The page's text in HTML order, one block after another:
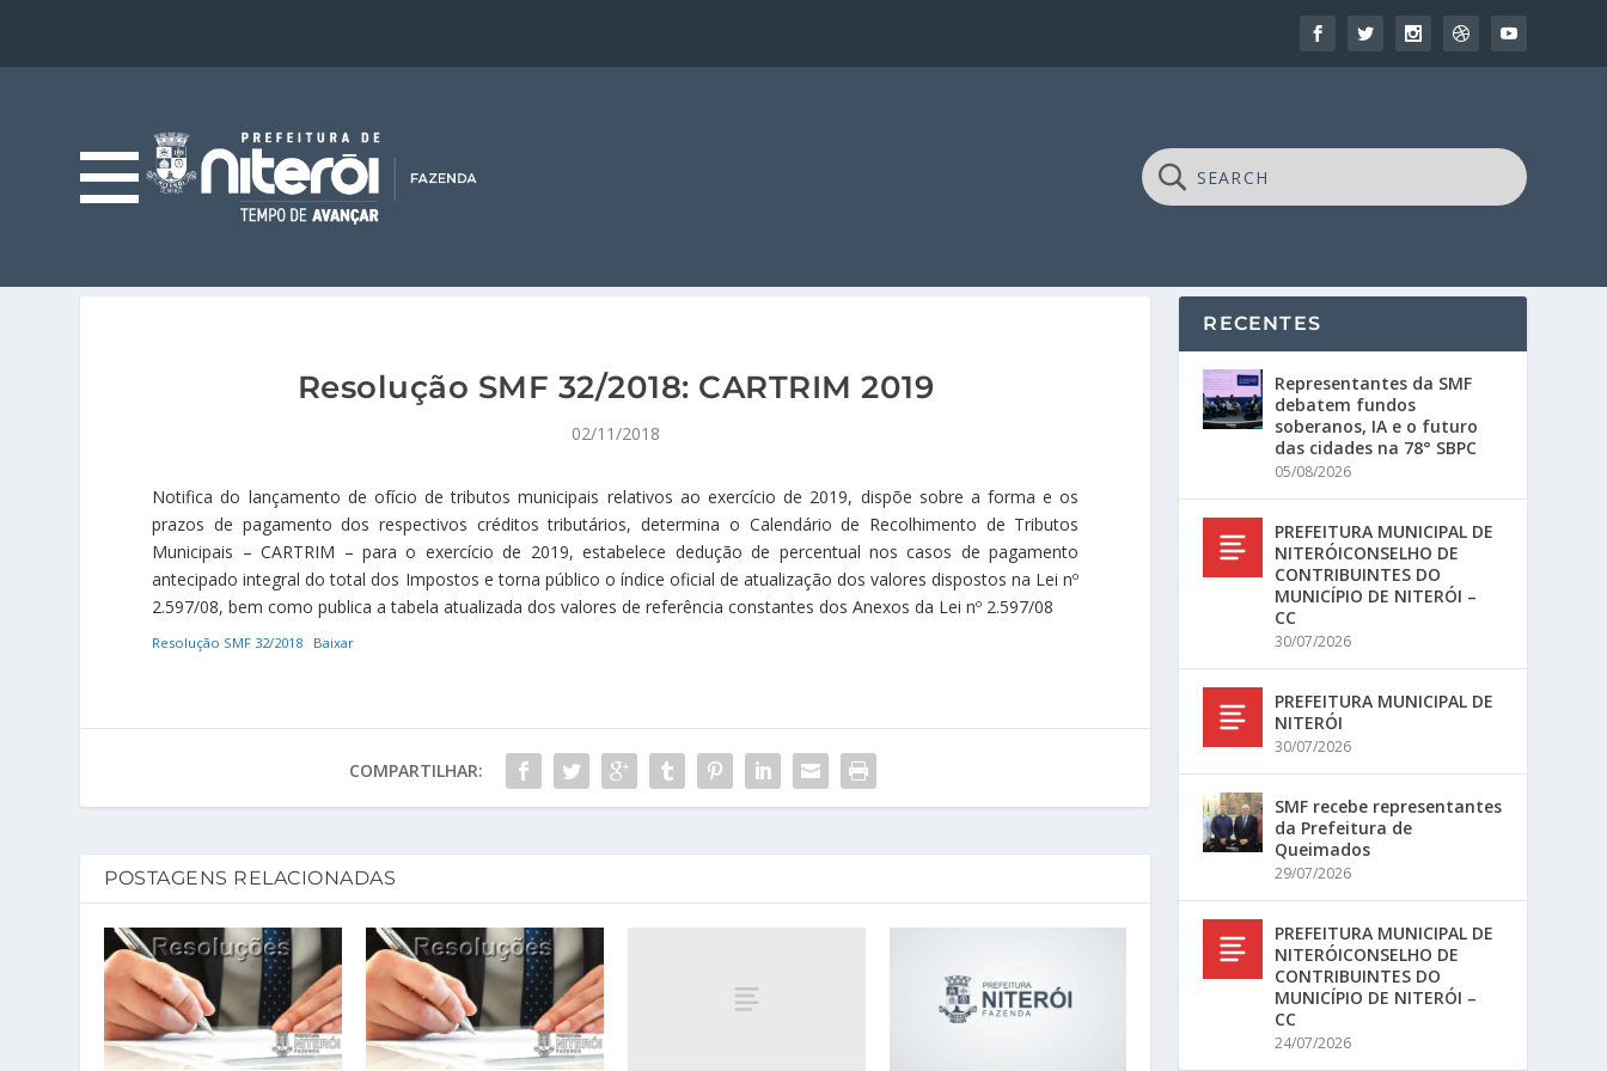
Resolução SMF 32/2018: CARTRIM 2019
02/11/2018
Notifica do lançamento de ofício de tributos municipais relativos ao exercício de 2019, dispõe sobre a forma e os
prazos de pagamento dos respectivos créditos tributários, determina o Calendário de Recolhimento de Tributos
Municipais – CARTRIM – para o exercício de 2019, estabelece dedução de percentual nos casos de pagamento
antecipado integral do total dos Impostos e torna público o índice oficial de atualização dos valores dispostos na Lei nº
2.597/08, bem como publica a tabela atualizada dos valores de referência constantes dos Anexos da Lei nº 2.597/08
Resolução SMF 32/2018 Baixar
COMPARTILHAR:
POSTAGENS RELACIONADAS
RECENTES
Representantes da SMF
debatem fundos
soberanos, IA e o futuro
das cidades na 78° SBPC
05/08/2026
PREFEITURA MUNICIPAL DE
NITERÓICONSELHO DE
CONTRIBUINTES DO
MUNICÍPIO DE NITERÓI –
CC
30/07/2026
PREFEITURA MUNICIPAL DE
NITERÓI
30/07/2026
SMF recebe representantes
da Prefeitura de
Queimados
29/07/2026
PREFEITURA MUNICIPAL DE
NITERÓICONSELHO DE
CONTRIBUINTES DO
MUNICÍPIO DE NITERÓI –
CC
24/07/2026